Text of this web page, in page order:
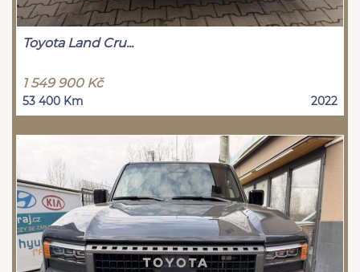
Toyota Land Cru...
1 549 900 Kč
53 400 Km 2022